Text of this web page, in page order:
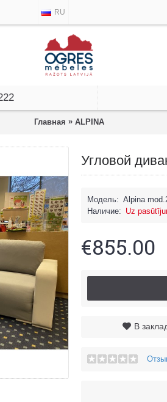
RU
Главная » ALPINA
Угловой
Модель: Alpina
Наличие: Uz
€855.00
В